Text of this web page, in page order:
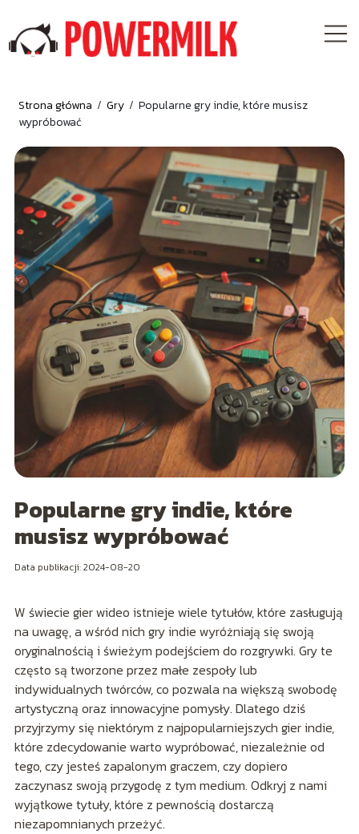
Strona główna / Gry / Popularne gry indie, które musisz
wypróbować
Popularne gry indie, które
musisz wypróbować
Data publikacji: 2024-08-20
W świecie gier wideo istnieje wiele tytułów, które zasługują
na uwagę, a wśród nich gry indie wyróżniają się swoją
oryginalnością i świeżym podejściem do rozgrywki. Gry te
często są tworzone przez małe zespoły lub
indywidualnych twórców, co pozwala na większą swobodę
artystyczną oraz innowacyjne pomysły. Dlatego dziś
przyjrzymy się niektórym z najpopularniejszych gier indie,
które zdecydowanie warto wypróbować, niezależnie od
tego, czy jesteś zapalonym graczem, czy dopiero
zaczynasz swoją przygodę z tym medium. Odkryj z nami
wyjątkowe tytuły, które z pewnością dostarczą
niezapomnianych przeżyć.